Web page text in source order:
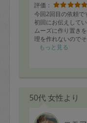
評価：
今回2回目の依頼で
初回にお伝えして
ムーズに作り置き
理を作れないので
い切ってくださりま
もっと見る
50代 女性より